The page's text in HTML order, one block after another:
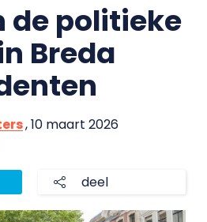
de politieke
Breda
, 10 maart 2026
deel